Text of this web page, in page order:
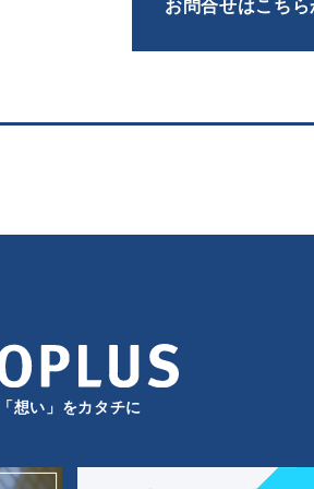
お問合せはこちら
「想い」をカタチに